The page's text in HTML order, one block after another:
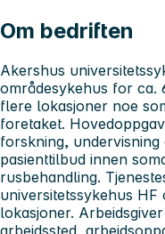
Om bedriften
Akershus
områdesykehus for ca.
flere lokasjoner noe
foretaket.
forskning,
pasienttilbud innen
rusbehandling.
universitetssykehus
lokasjoner.
arbeidssted,